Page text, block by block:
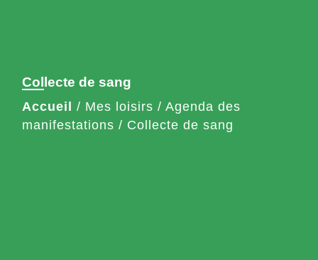
Collecte de sang
Accueil / Mes loisirs / Agenda des
manifestations / Collecte de sang